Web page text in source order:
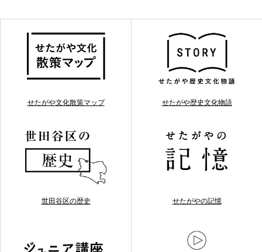
せたがや文化散策マップ せたがや歴史文化物語
世田谷区の歴史 せたがやの記憶